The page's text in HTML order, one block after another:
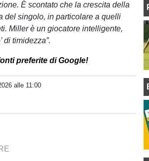
È scontato che la crescita della
del singolo, in particolare a quelli
Miller è un giocatore intelligente,
di timidezza”.
preferite di Google!
alle 11:00